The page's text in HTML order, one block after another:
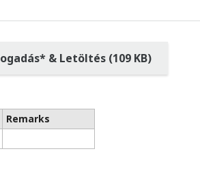
& Letöltés (109 KB)
Remarks